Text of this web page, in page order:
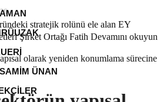
ÜNAN
stratejik rolünü ele alan EY
Şirket Ortağı Fatih Devamını okuyun